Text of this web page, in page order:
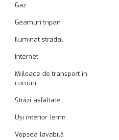
Gaz
Geamuri tripan
Iluminat stradal
Internet
Mijloace de transport în
comun
Străzi asfaltate
Uși interior lemn
Vopsea lavabilă